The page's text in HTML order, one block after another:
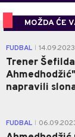
MOŽDA ĆE
FUDBAL
Trener
napravili
FUDBAL